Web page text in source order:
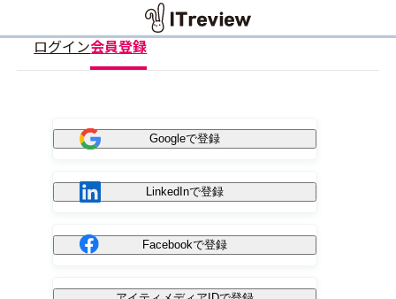
ログイン会員登録
Googleで登録
LinkedInで登録
Facebookで登録